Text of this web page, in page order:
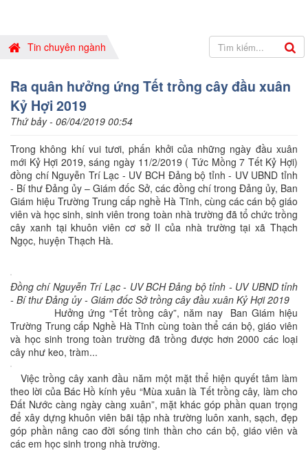
Tin chuyên ngành
Ra quân hưởng ứng Tết trồng cây đầu xuân
Kỷ Hợi 2019
Thứ bảy - 06/04/2019 00:54
Trong không khí vui tươi, phấn khởi của những ngày đầu xuân
mới Kỷ Hợi 2019, sáng ngày 11/2/2019 ( Tức Mồng 7 Tết Kỷ Hợi)
đồng chí Nguyễn Trí Lạc - UV BCH Đảng bộ tỉnh - UV UBND tỉnh
- Bí thư Đảng ủy – Giám đốc Sở, các đồng chí trong Đảng ủy, Ban
Giám hiệu Trường Trung cấp nghề Hà Tĩnh, cùng các cán bộ giáo
viên và học sinh, sinh viên trong toàn nhà trường đã tổ chức trồng
cây xanh tại khuôn viên cơ sở II của nhà trường tại xã Thạch
Ngọc, huyện Thạch Hà.
Đồng chí Nguyễn Trí Lạc - UV BCH Đảng bộ tỉnh - UV UBND tỉnh
- Bí thư Đảng ủy - Giám đốc Sở trồng cây đầu xuân Kỷ Hợi 2019
Hưởng ứng “Tết trồng cây”, năm nay Ban Giám hiệu
Trường Trung cấp Nghề Hà Tĩnh cùng toàn thể cán bộ, giáo viên
và học sinh trong toàn trường đã trồng được hơn 2000 các loại
cây như keo, tràm...
Việc trồng cây xanh đầu năm một mặt thể hiện quyết tâm làm
theo lời của Bác Hồ kính yêu “Mùa xuân là Tết trồng cây, làm cho
Đất Nước càng ngày càng xuân”, mặt khác góp phần quan trọng
để xây dựng khuôn viên bãi tập nhà trường luôn xanh, sạch, đẹp
góp phần nâng cao đời sống tinh thần cho cán bộ, giáo viên và
các em học sinh trong nhà trường.